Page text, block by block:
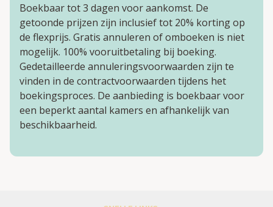
Boekbaar tot 3 dagen voor aankomst. De
getoonde prijzen zijn inclusief tot 20% korting op
de flexprijs. Gratis annuleren of omboeken is niet
mogelijk. 100% vooruitbetaling bij boeking.
Gedetailleerde annuleringsvoorwaarden zijn te
vinden in de contractvoorwaarden tijdens het
boekingsproces. De aanbieding is boekbaar voor
een beperkt aantal kamers en afhankelijk van
beschikbaarheid.